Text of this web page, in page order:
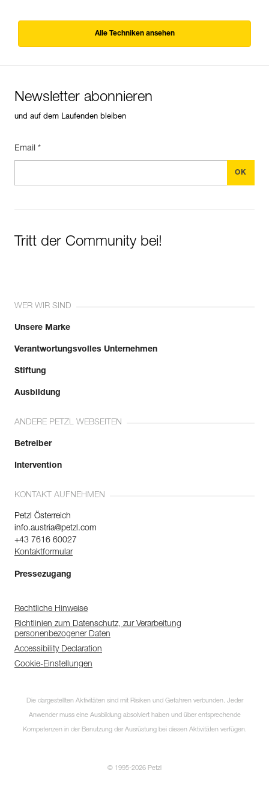
Alle Techniken ansehen
Newsletter abonnieren
und auf dem Laufenden bleiben
Email *
Tritt der Community bei!
WER WIR SIND
Unsere Marke
Verantwortungsvolles Unternehmen
Stiftung
Ausbildung
ANDERE PETZL WEBSEITEN
Betreiber
Intervention
KONTAKT AUFNEHMEN
Petzl Österreich
info.austria@petzl.com
+43 7616 60027
Kontaktformular
Pressezugang
Rechtliche Hinweise
Richtlinien zum Datenschutz, zur Verarbeitung
personenbezogener Daten
Accessibility Declaration
Cookie-Einstellungen
Die dargestellten Aktivitäten sind mit Risiken und Gefahren verbunden. Jeder
Anwender muss eine Ausbildung absolviert haben und über entsprechende
Kompetenzen in der Benutzung der Ausrüstung bei diesen Aktivitäten verfügen.
© 1995-2026 Petzl